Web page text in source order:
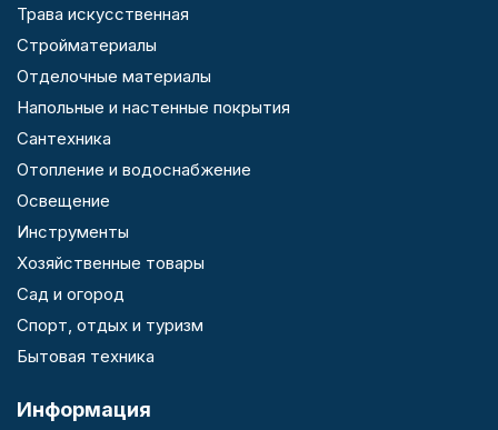
Трава искусственная
Стройматериалы
Отделочные материалы
Напольные и настенные покрытия
Сантехника
Отопление и водоснабжение
Освещение
Инструменты
Хозяйственные товары
Сад и огород
Спорт, отдых и туризм
Бытовая техника
Информация